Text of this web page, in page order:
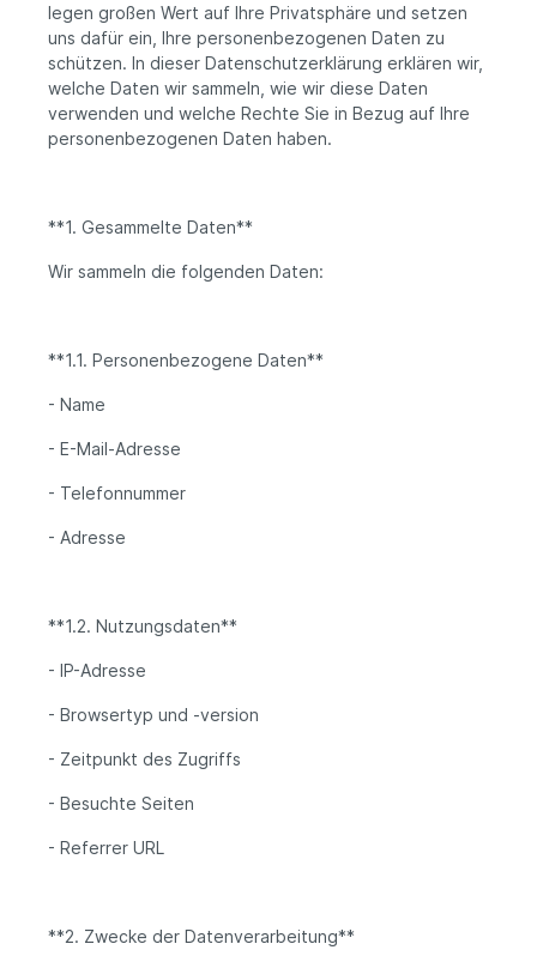
legen großen Wert auf Ihre Privatsphäre und setzen
uns dafür ein, Ihre personenbezogenen Daten zu
schützen. In dieser Datenschutzerklärung erklären wir,
welche Daten wir sammeln, wie wir diese Daten
verwenden und welche Rechte Sie in Bezug auf Ihre
personenbezogenen Daten haben.
**1. Gesammelte Daten**
Wir sammeln die folgenden Daten:
**1.1. Personenbezogene Daten**
- Name
- E-Mail-Adresse
- Telefonnummer
- Adresse
**1.2. Nutzungsdaten**
- IP-Adresse
- Browsertyp und -version
- Zeitpunkt des Zugriffs
- Besuchte Seiten
- Referrer URL
**2. Zwecke der Datenverarbeitung**